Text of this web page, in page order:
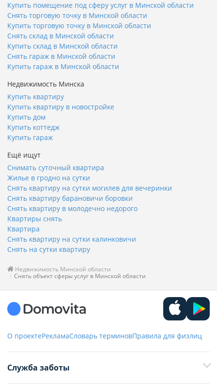
Купить помещение под сферу услуг в Минской области
Снять торговую точку в Минской области
Купить торговую точку в Минской области
Снять склад в Минской области
Купить склад в Минской области
Снять гараж в Минской области
Купить гараж в Минской области
Недвижимость Минска
Купить квартиру
Купить квартиру в новостройке
Купить дом
Купить коттедж
Купить гараж
Ещё ищут
Снимать суточный квартира
Жилье в гродно на сутки
Снять квартиру на сутки могилев для вечеринки
Снять квартиру барановичи боровки
Снять квартиру в молодечно недорого
Квартиры снять
Квартира
Снять квартиру на сутки калинковичи
Снять на сутки квартиру
Недвижимость Минской области
Снять объект сферы услуг в Минской области
О проектеРекламаСловарь терминовПравила для физлиц
Служба заботы
+375 29 376-13-70